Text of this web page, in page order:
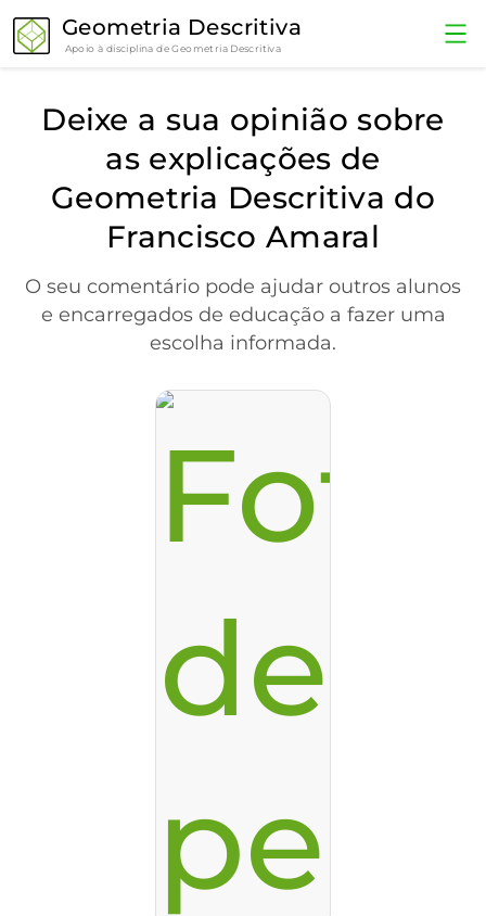
Geometria Descritiva
Apoio à disciplina de Geometria Descritiva
Deixe a sua opinião sobre
as explicações de
Geometria Descritiva do
Francisco Amaral
O seu comentário pode ajudar outros alunos
e encarregados de educação a fazer uma
escolha informada.